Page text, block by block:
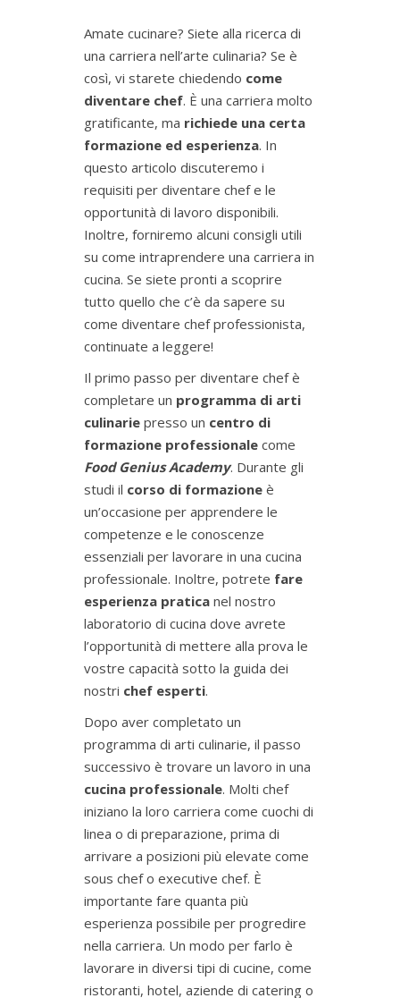
Amate cucinare? Siete alla ricerca di
una carriera nell’arte culinaria? Se è
così, vi starete chiedendo come
diventare chef. È una carriera molto
gratificante, ma richiede una certa
formazione ed esperienza. In
questo articolo discuteremo i
requisiti per diventare chef e le
opportunità di lavoro disponibili.
Inoltre, forniremo alcuni consigli utili
su come intraprendere una carriera in
cucina. Se siete pronti a scoprire
tutto quello che c’è da sapere su
come diventare chef professionista,
continuate a leggere!
Il primo passo per diventare chef è
completare un programma di arti
culinarie presso un centro di
formazione professionale come
Food Genius Academy. Durante gli
studi il corso di formazione è
un’occasione per apprendere le
competenze e le conoscenze
essenziali per lavorare in una cucina
professionale. Inoltre, potrete fare
esperienza pratica nel nostro
laboratorio di cucina dove avrete
l’opportunità di mettere alla prova le
vostre capacità sotto la guida dei
nostri chef esperti.
Dopo aver completato un
programma di arti culinarie, il passo
successivo è trovare un lavoro in una
cucina professionale. Molti chef
iniziano la loro carriera come cuochi di
linea o di preparazione, prima di
arrivare a posizioni più elevate come
sous chef o executive chef. È
importante fare quanta più
esperienza possibile per progredire
nella carriera. Un modo per farlo è
lavorare in diversi tipi di cucine, come
ristoranti, hotel, aziende di catering o